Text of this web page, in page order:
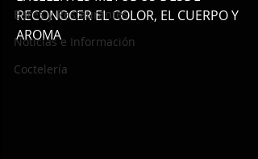
Bares y Restaurantes
Noticias e Información
Coctelería
RECONOCER EL COLOR, EL CUERPO Y
AROMA